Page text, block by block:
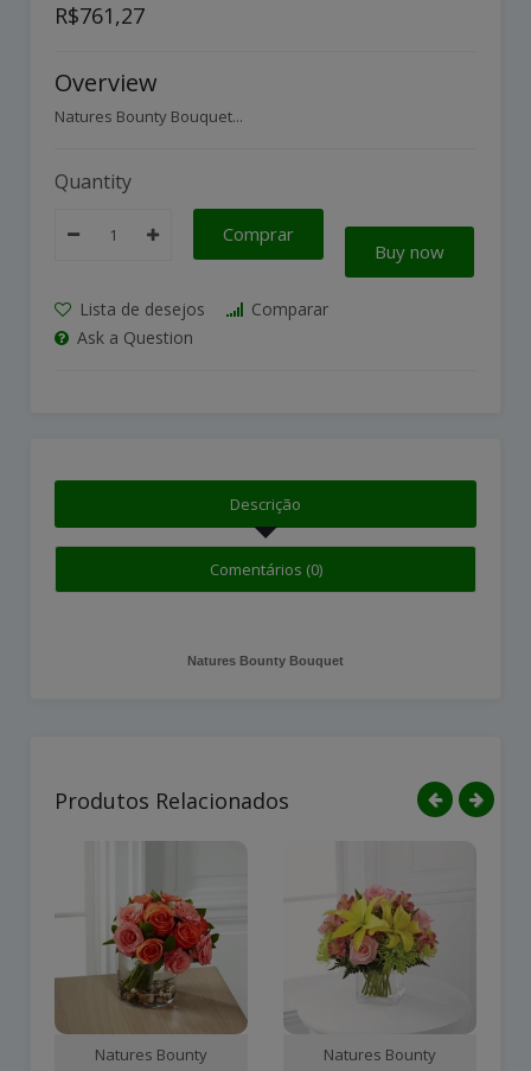
R$761,27
Overview
Natures Bounty Bouquet...
Quantity
Comprar
Buy now
Lista de desejos
Comparar
Ask a Question
Descrição
Comentários (0)
Natures Bounty Bouquet
Produtos Relacionados
Natures Bounty
Natures Bounty